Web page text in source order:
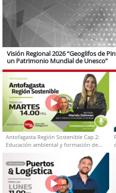
Visión Regional 2026 “Geoglifos de
un Patrimonio Mundial de Unesco”
Antofagasta Región Sostenible Cap.2:
Educación ambiental y formación de
capacidades técnicas